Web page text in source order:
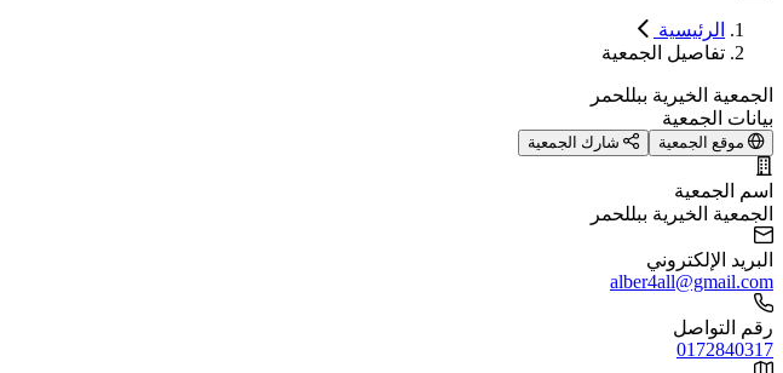
الرئيسية
تفاصيل الجمعية
الجمعية الخيرية ببللحمر
بيانات الجمعية
موقع الجمعية شارك الجمعية
اسم الجمعية
الجمعية الخيرية ببللحمر
البريد الإلكتروني
alber4all@gmail.com
رقم التواصل
0172840317